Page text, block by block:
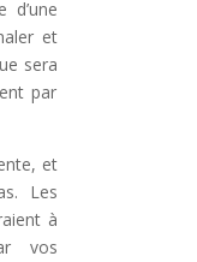
d’une
et
sera
par
et
Les
à
vos